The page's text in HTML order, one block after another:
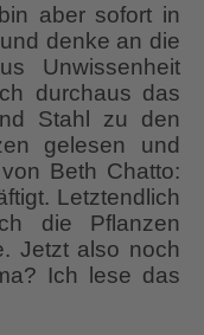
aber sofort in
denke an die
Unwissenheit
durchaus das
Stahl zu den
gelesen und
Beth Chatto:
Letztendlich
die Pflanzen
Jetzt also noch
Ich lese das